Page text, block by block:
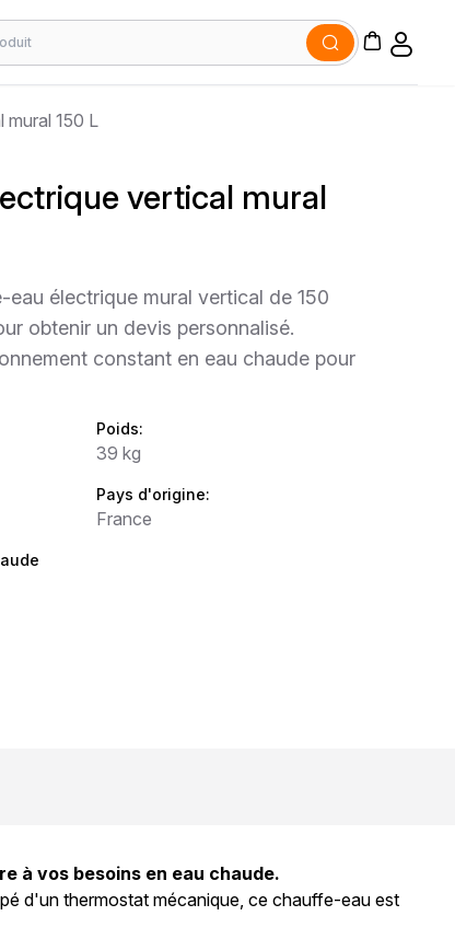
150 L
vertical mural
électrique mural vertical de 150
obtenir un devis personnalisé.
constant en eau chaude pour
Poids:
39 kg
Pays d'origine:
France
à vos besoins en eau chaude.
d'un thermostat mécanique, ce chauffe-eau est